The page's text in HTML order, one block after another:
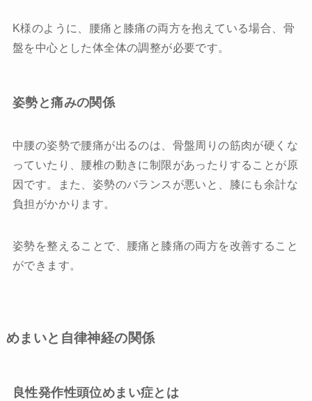
K様のように、腰痛と膝痛の両方を抱えている場合、骨
盤を中心とした体全体の調整が必要です。
姿勢と痛みの関係
中腰の姿勢で腰痛が出るのは、骨盤周りの筋肉が硬くな
っていたり、腰椎の動きに制限があったりすることが原
因です。また、姿勢のバランスが悪いと、膝にも余計な
負担がかかります。
姿勢を整えることで、腰痛と膝痛の両方を改善すること
ができます。
めまいと自律神経の関係
良性発作性頭位めまい症とは